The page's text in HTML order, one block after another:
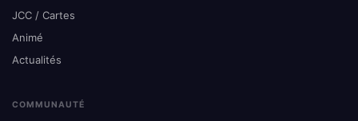
JCC / Cartes
Animé
Actualités
COMMUNAUTÉ